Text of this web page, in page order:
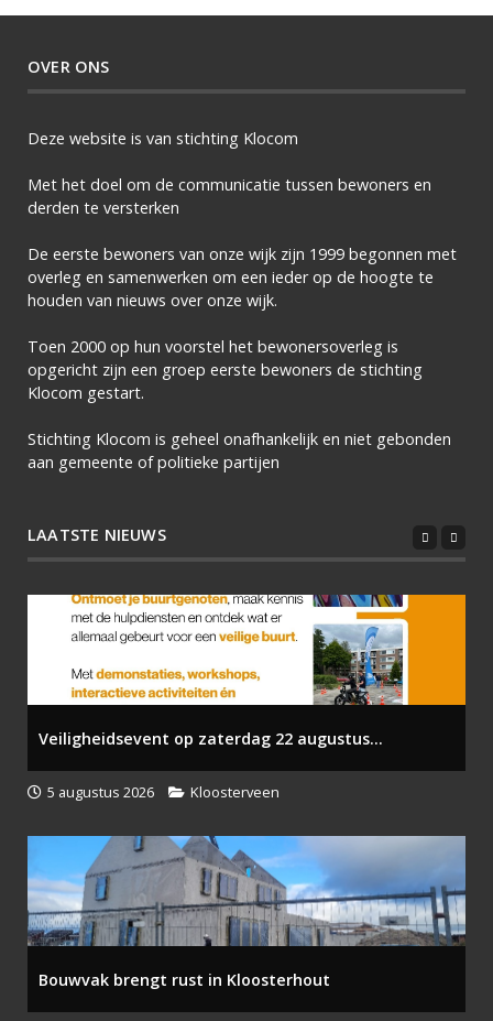
OVER ONS
Deze website is van stichting Klocom
Met het doel om de communicatie tussen bewoners en
derden te versterken
De eerste bewoners van onze wijk zijn 1999 begonnen met
overleg en samenwerken om een ieder op de hoogte te
houden van nieuws over onze wijk.
Toen 2000 op hun voorstel het bewonersoverleg is
opgericht zijn een groep eerste bewoners de stichting
Klocom gestart.
Stichting Klocom is geheel onafhankelijk en niet gebonden
aan gemeente of politieke partijen
LAATSTE NIEUWS
Veiligheidsevent op zaterdag 22 augustus...
5 augustus 2026 Kloosterveen
Bouwvak brengt rust in Kloosterhout